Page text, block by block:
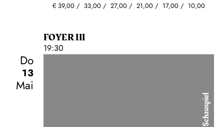
€ 39,00 33,00 27,00 21,00 17,00 10,00
FOYER III
19:30
Do
13
Mai
Schauspiel